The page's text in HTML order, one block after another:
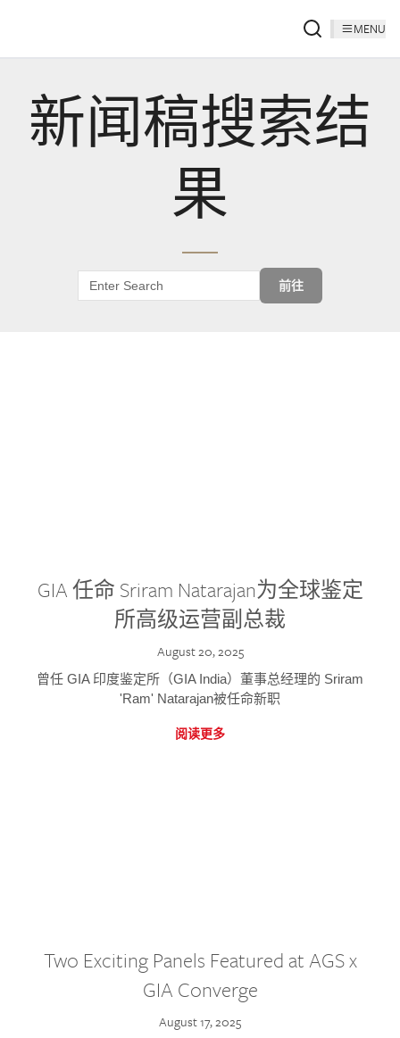
MENU
新闻稿搜索结
果
前往
GIA 任命 Sriram Natarajan为全球鉴定
所高级运营副总裁
August 20, 2025
曾任 GIA 印度鉴定所（GIA India）董事总经理的 Sriram
'Ram' Natarajan被任命新职
阅读更多
Two Exciting Panels Featured at AGS x
GIA Converge
August 17, 2025